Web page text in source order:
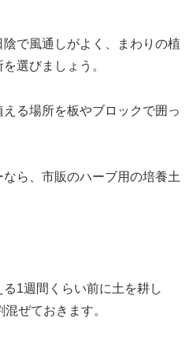
で風通しがよく、まわりの植
選びましょう。
る場所を板やブロックで囲っ
ら、市販のハーブ用の培養土
1週間くらい前に土を耕し
ぜておきます。